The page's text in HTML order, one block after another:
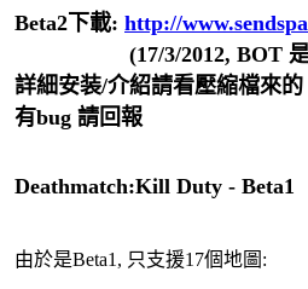
Beta2下載: http://
(17/3/2012, BOT 是以
詳細安装/介紹請看壓縮檔來的
有bug 請回報
Deathmatch:Kill Duty - Beta1
由於是Beta1, 只支援17個地圖: